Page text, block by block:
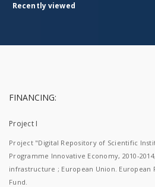
Recently viewed
FINANCING:
Project I
Project "Digital Repository of Scientific
Programme Innovative Economy, 2010-
infrastructure ; European Union. European
Fund.